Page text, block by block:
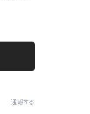
通報する